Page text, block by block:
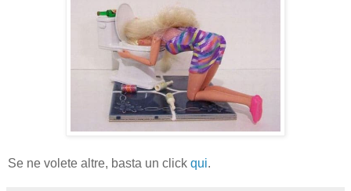
Se ne volete altre, basta un click qui.